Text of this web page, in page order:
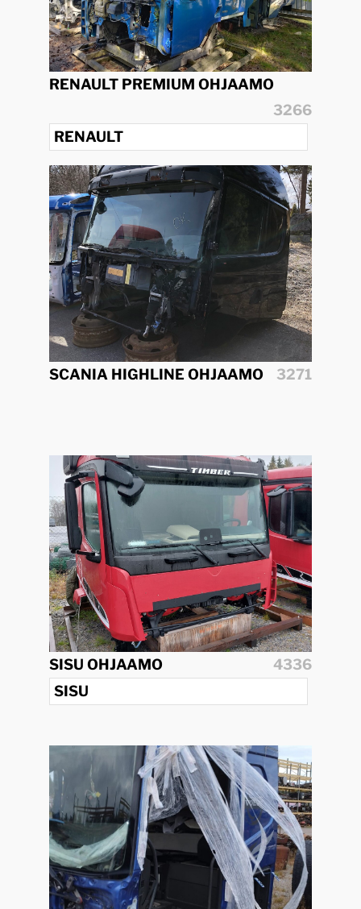
RENAULT PREMIUM OHJAAMO
3266
RENAULT
SCANIA HIGHLINE OHJAAMO 3271
SISU OHJAAMO
4336
SISU